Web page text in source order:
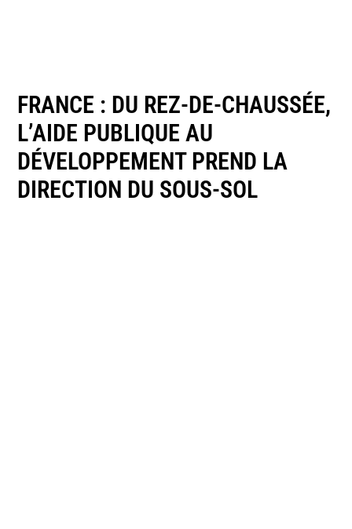
FRANCE : DU REZ-DE-CHAUSSÉE,
L’AIDE PUBLIQUE AU
DÉVELOPPEMENT PREND LA
DIRECTION DU SOUS-SOL